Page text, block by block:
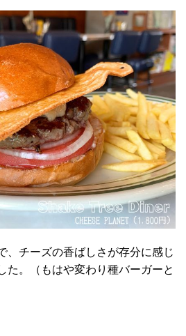
、チーズの香ばしさが存分に感じ
た。（もはや変わり種バーガーと